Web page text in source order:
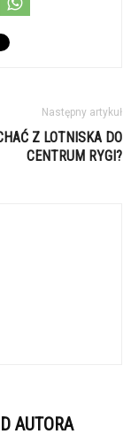
Następny artykuł
Z LOTNISKA DO
CENTRUM RYGI?
AUTORA